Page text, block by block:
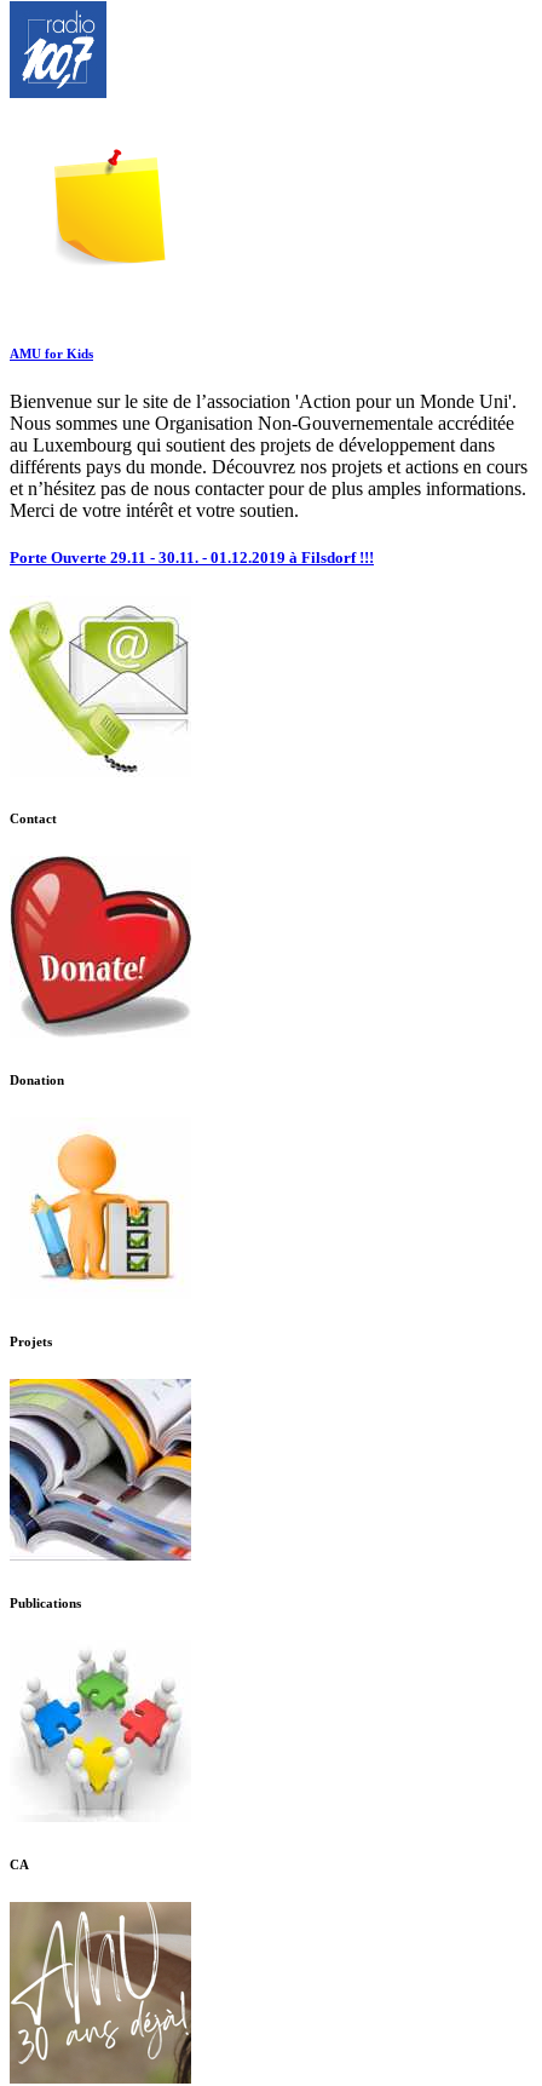
AMU for Kids
Bienvenue sur le site de l’association 'Action pour un Monde Uni'.
Nous sommes une Organisation Non-Gouvernementale accréditée
au Luxembourg qui soutient des projets de développement dans
différents pays du monde. Découvrez nos projets et actions en cours
et n’hésitez pas de nous contacter pour de plus amples informations.
Merci de votre intérêt et votre soutien.
Porte Ouverte 29.11 - 30.11. - 01.12.2019 à Filsdorf !!!
Contact
Donation
Projets
Publications
CA